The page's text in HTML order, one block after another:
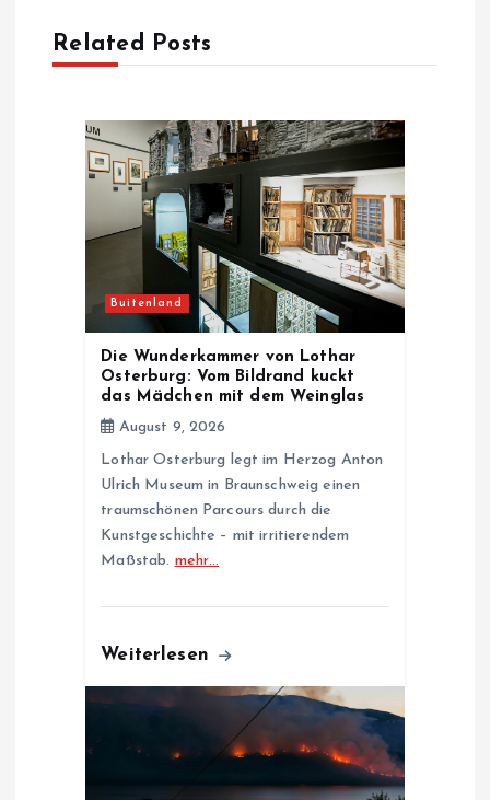
n
a
Related Posts
Buitenland
Die Wunderkammer von Lothar
Osterburg: Vom Bildrand kuckt
das Mädchen mit dem Weinglas
August 9, 2026
Lothar Osterburg legt im Herzog Anton
Ulrich Museum in Braunschweig einen
traumschönen Parcours durch die
Kunstgeschichte – mit irritierendem
Maßstab. mehr…
Weiterlesen